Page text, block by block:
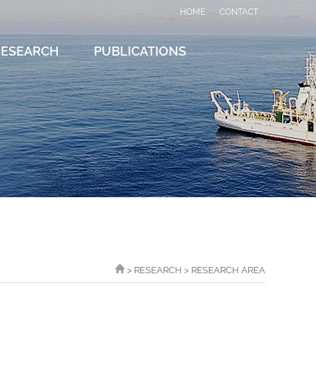
HOME CONTACT
PUBLICATIONS
> RESEARCH > RESEARCH AREA